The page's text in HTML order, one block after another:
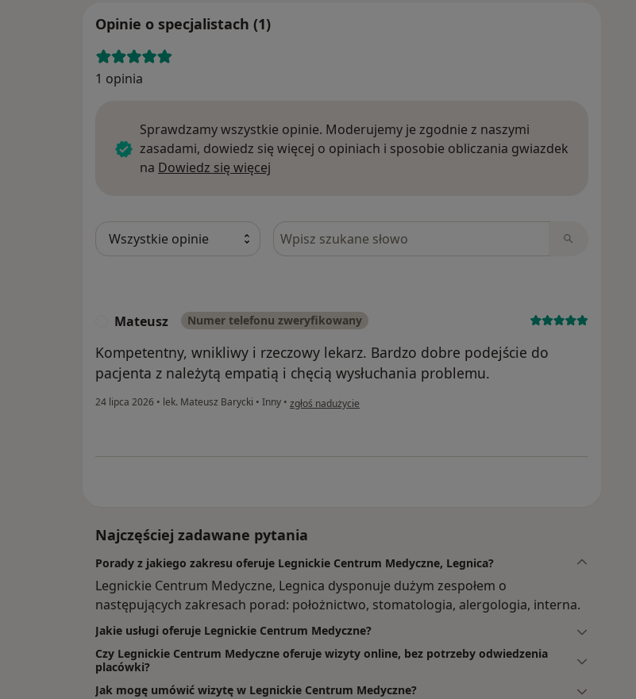
Opinie o specjalistach (1)
1 opinia
Sprawdzamy wszystkie opinie. Moderujemy je zgodnie z naszymi
zasadami, dowiedz się więcej o opiniach i sposobie obliczania gwiazdek
na Dowiedz się więcej
Szukaj w opiniach
Mateusz Numer telefonu zweryfikowany
Kompetentny, wnikliwy i rzeczowy lekarz. Bardzo dobre podejście do
pacjenta z należytą empatią i chęcią wysłuchania problemu.
24 lipca 2026 • lek. Mateusz Barycki • Inny • w opinii użytkownika Mateusz
zgłoś nadużycie
Najczęściej zadawane pytania
Porady z jakiego zakresu oferuje Legnickie Centrum Medyczne, Legnica?
Legnickie Centrum Medyczne, Legnica dysponuje dużym zespołem o
następujących zakresach porad: położnictwo, stomatologia, alergologia, interna.
Jakie usługi oferuje Legnickie Centrum Medyczne?
Czy Legnickie Centrum Medyczne oferuje wizyty online, bez potrzeby odwiedzenia
placówki?
Jak mogę umówić wizytę w Legnickie Centrum Medyczne?